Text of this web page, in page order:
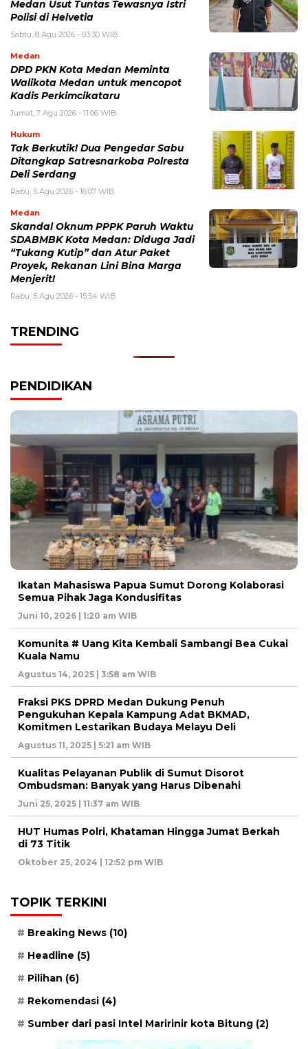
Medan Usut Tuntas Tewasnya Istri
Polisi di Helvetia
Sabtu, 8 Agu 2026 - 03:30 WIB
Medan
DPD PKN Kota Medan Meminta
Walikota Medan untuk mencopot
Kadis Perkimcikataru
Jumat, 7 Agu 2026 - 11:06 WIB
Hukum
Tak Berkutik! Dua Pengedar Sabu
Ditangkap Satresnarkoba Polresta
Deli Serdang
Rabu, 5 Agu 2026 - 16:07 WIB
Medan
Skandal Oknum PPPK Paruh Waktu
SDABMBK Kota Medan: Diduga Jadi
“Tukang Kutip” dan Atur Paket
Proyek, Rekanan Lini Bina Marga
Menjerit!
Rabu, 5 Agu 2026 - 15:54 WIB
TRENDING
PENDIDIKAN
Ikatan Mahasiswa Papua Sumut Dorong Kolaborasi
Semua Pihak Jaga Kondusifitas
Juni 10, 2026 | 1:20 am WIB
Komunita # Uang Kita Kembali Sambangi Bea Cukai
Kuala Namu
Agustus 14, 2025 | 3:58 am WIB
Fraksi PKS DPRD Medan Dukung Penuh
Pengukuhan Kepala Kampung Adat BKMAD,
Komitmen Lestarikan Budaya Melayu Deli
Agustus 11, 2025 | 5:21 am WIB
Kualitas Pelayanan Publik di Sumut Disorot
Ombudsman: Banyak yang Harus Dibenahi
Juni 25, 2025 | 11:37 am WIB
HUT Humas Polri, Khataman Hingga Jumat Berkah
di 73 Titik
Oktober 25, 2024 | 12:52 pm WIB
TOPIK TERKINI
Breaking News (10)
Headline (5)
Pilihan (6)
Rekomendasi (4)
Sumber dari pasi Intel Maririnir kota Bitung (2)